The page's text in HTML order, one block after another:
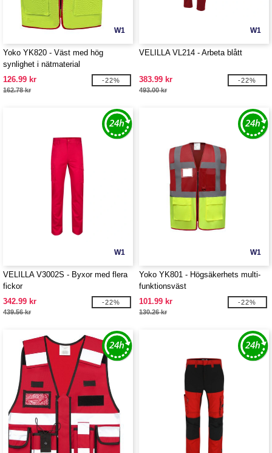
W1
Yoko YK820 - Väst med hög
synlighet i nätmaterial
126.99 kr
162.78 kr
-22%
W1
VELILLA VL214 - Arbeta blått
383.99 kr
493.00 kr
-22%
W1
VELILLA V3002S - Byxor med flera
fickor
342.99 kr
439.56 kr
-22%
W1
Yoko YK801 - Högsäkerhets multi-
funktionsväst
101.99 kr
130.26 kr
-22%